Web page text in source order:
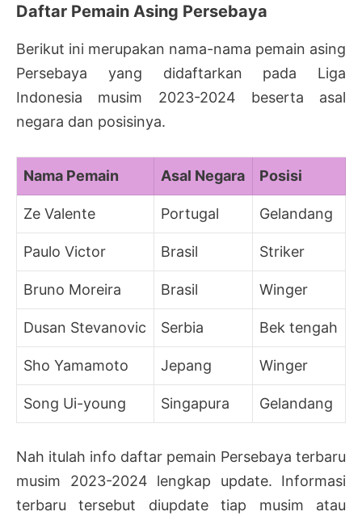
Daftar Pemain Asing Persebaya
Berikut ini merupakan nama-nama pemain asing
Persebaya yang didaftarkan pada Liga
Indonesia musim 2023-2024 beserta asal
negara dan posisinya.
Nama Pemain Asal Negara Posisi
Ze Valente Portugal Gelandang
Paulo Victor Brasil Striker
Bruno Moreira Brasil Winger
Dusan Stevanovic Serbia Bek tengah
Sho Yamamoto Jepang Winger
Song Ui-young Singapura Gelandang
Nah itulah info daftar pemain Persebaya terbaru
musim 2023-2024 lengkap update. Informasi
terbaru tersebut diupdate tiap musim atau